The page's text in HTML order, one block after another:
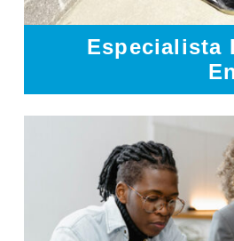
Especialista